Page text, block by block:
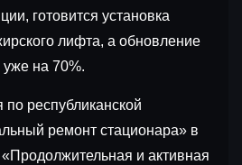
готовится установка
лифта, а обновление
на 70%.
по республиканской
ремонт стационара» в
и активная